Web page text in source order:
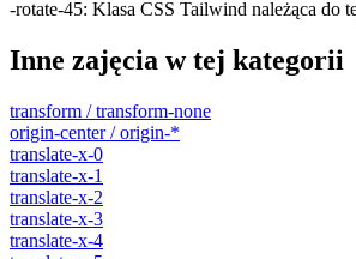
-rotate-45: Klasa CSS Tailwind należąca do
Inne zajęcia w tej kategorii
transform / transform-none
origin-center / origin-*
translate-x-0
translate-x-1
translate-x-2
translate-x-3
translate-x-4